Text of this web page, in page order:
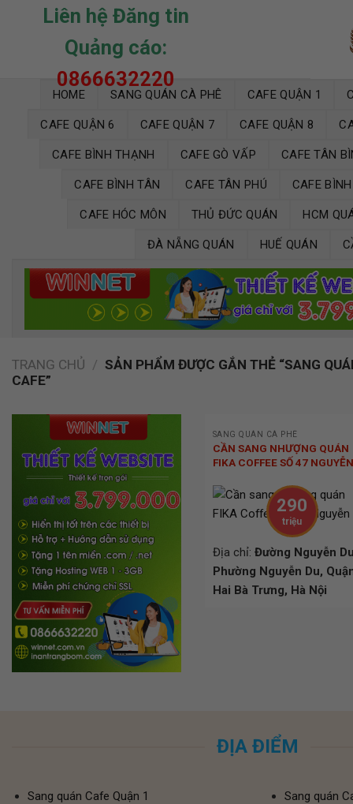
Liên hệ Đăng tin
Quảng cáo:
0866632220
HOME SANG QUÁN CÀ PHÊ CAFE QUẬN 1
CAFE QUẬN 6 CAFE QUẬN 7 CAFE QUẬN 8
CAFE BÌNH THẠNH CAFE GÒ VẤP CAFE TÂN
CAFE BÌNH TÂN CAFE TÂN PHÚ CAFE
CAFE HÓC MÔN THỦ ĐỨC QUÁN HCM
ĐÀ NẴNG QUÁN HUẾ QUÁN
TRANG CHỦ / SẢN PHẨM ĐƯỢC GẮN THẺ “SANG
CAFE”
SANG QUÁN CÀ PHÊ
CẦN SANG NHƯỢNG QUÁN
FIKA COFFEE SỐ 47
QUICK VIEW
290
triệu
Địa chỉ: Đường Nguyễn
Phường Nguyễn Du,
Hai Bà Trưng, Hà Nội
ĐỊA ĐIỂM
Sang quán Cafe Quận 1
Sang quán